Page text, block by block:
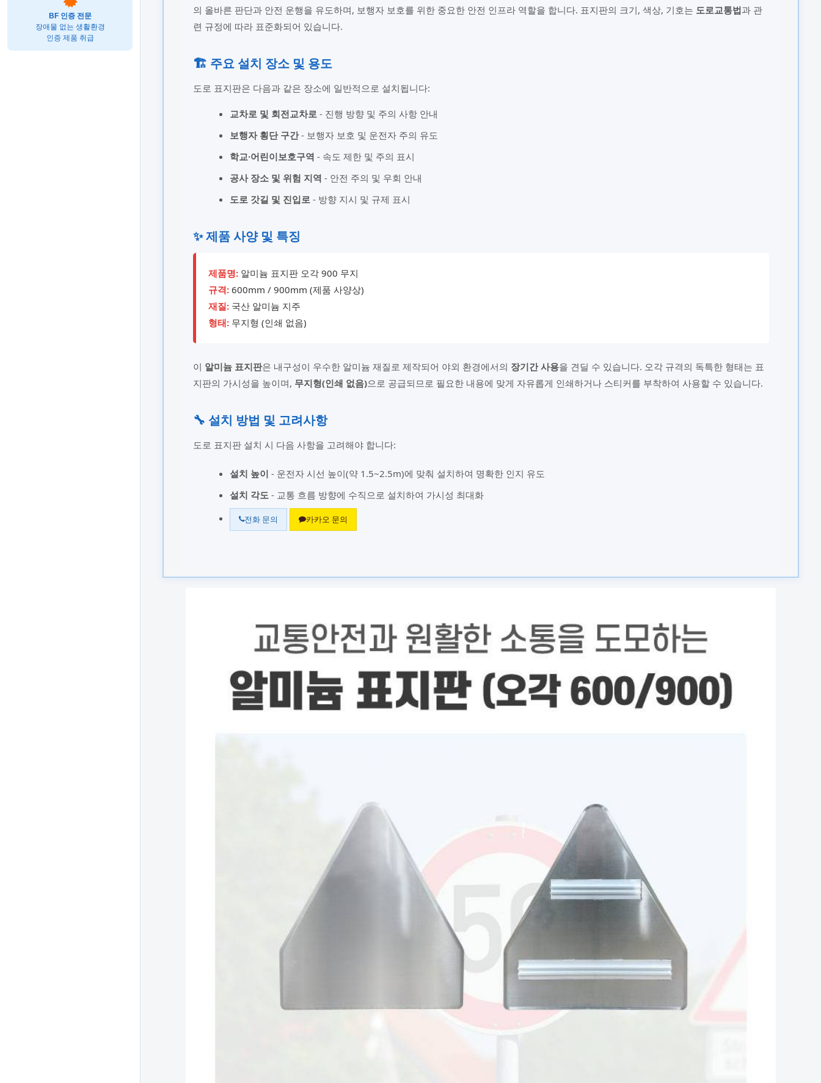
BF 인증 전문
장애물 없는 생활환경
인증 제품 취급
의 올바른 판단과 안전 운행을 유도하며, 보행자 보호를 위한 중요한 안전 인프라 역할을 합니다. 표지판의 크기, 색상, 기호는 도로교통법과 관
련 규정에 따라 표준화되어 있습니다.
🏗️ 주요 설치 장소 및 용도
도로 표지판은 다음과 같은 장소에 일반적으로 설치됩니다:
교차로 및 회전교차로 - 진행 방향 및 주의 사항 안내
보행자 횡단 구간- 보행자 보호 및 운전자 주의 유도
학교·어린이보호구역 - 속도 제한 및 주의 표시
공사 장소 및 위험 지역 - 안전 주의 및 우회 안내
도로 갓길 및 진입로 - 방향 지시 및 규제 표시
✨ 제품 사양 및 특징
제품명:알미늄 표지판 오각 900 무지
규격:600mm / 900mm (제품 사양상)
재질:국산 알미늄 지주
형태:무지형 (인쇄 없음)
이 알미늄 표지판은 내구성이 우수한 알미늄 재질로 제작되어 야외 환경에서의 장기간 사용을 견딜 수 있습니다. 오각 규격의 독특한 형태는 표
지판의 가시성을 높이며, 무지형(인쇄 없음)으로 공급되므로 필요한 내용에 맞게 자유롭게 인쇄하거나 스티커를 부착하여 사용할 수 있습니다.
🔧 설치 방법 및 고려사항
도로 표지판 설치 시 다음 사항을 고려해야 합니다:
설치 높이 - 운전자 시선 높이(약 1.5~2.5m)에 맞춰 설치하여 명확한 인지 유도
설치 각도 - 교통 흐름 방향에 수직으로 설치하여 가시성 최대화
전화 문의 카카오 문의